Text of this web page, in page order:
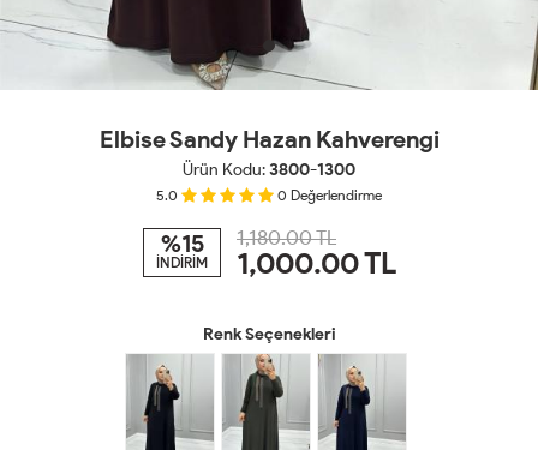
Elbise Sandy Hazan Kahverengi
Ürün Kodu:3800-1300
5.0 0 Değerlendirme
%15
İNDİRİM
1,180.00 TL
1,000.00TL
Renk Seçenekleri